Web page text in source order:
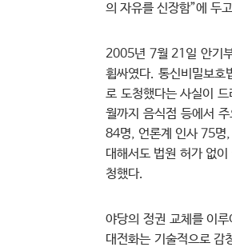
의 자유를 신장함”에 두
2005년 7월 21일 안기
휩싸였다. 통신비밀보
로 도청했다는 사실이
월까지 음식점 등에서
84명, 언론계 인사 75명
대해서도 법원 허가 없
청했다.
야당의 정권 교체를 이
대전화는 기술적으로 감